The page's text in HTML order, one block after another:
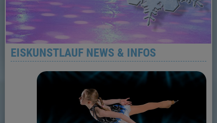
EISKUNSTLAUF NEWS & INFOS